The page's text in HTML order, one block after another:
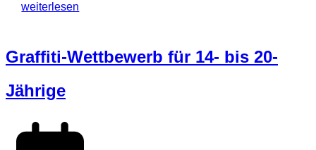
weiterlesen
Graffiti-Wettbewerb für 14- bis 20-
Jährige